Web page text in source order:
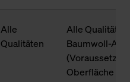
Alle
Qualitäten
Alle
Baumwoll-
Oberfläche